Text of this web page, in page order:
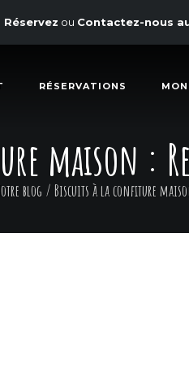
Réservez ou Contactez-nous
RÉSERVATIONS
maison :
blog / Biscuits à la confiture